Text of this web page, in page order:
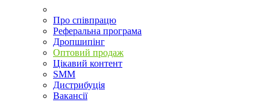
Про співпрацю
Реферальна програма
Дропшипінг
Оптовий продаж
Цікавий контент
SMM
Дистрибуція
Вакансії